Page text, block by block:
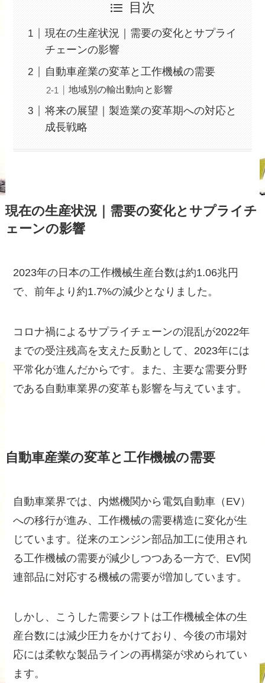
目次
現在の生産状況｜需要の変化とサプライ
チェーンの影響
自動車産業の変革と工作機械の需要
地域別の輸出動向と影響
将来の展望｜製造業の変革期への対応と
成長戦略
現在の生産状況｜需要の変化とサプライチ
ェーンの影響
2023年の日本の工作機械生産台数は約1.06兆円
で、前年より約1.7%の減少となりました。
コロナ禍によるサプライチェーンの混乱が2022年
までの受注残高を支えた反動として、2023年には
平常化が進んだからです。また、主要な需要分野
である自動車業界の変革も影響を与えています。
自動車産業の変革と工作機械の需要
自動車業界では、内燃機関から電気自動車（EV）
への移行が進み、工作機械の需要構造に変化が生
じています。従来のエンジン部品加工に使用され
る工作機械の需要が減少しつつある一方で、EV関
連部品に対応する機械の需要が増加しています。
しかし、こうした需要シフトは工作機械全体の生
産台数には減少圧力をかけており、今後の市場対
応には柔軟な製品ラインの再構築が求められてい
ます。